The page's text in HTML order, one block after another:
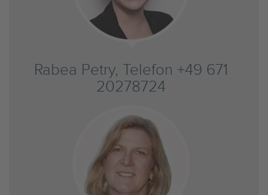
Rabea Petry, Telefon +49 671
20278724